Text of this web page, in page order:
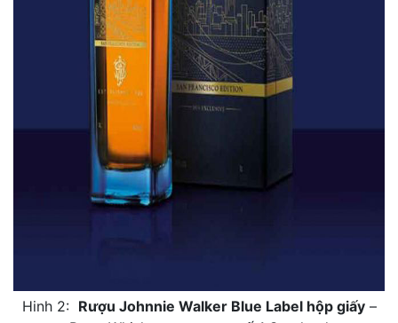
Hinh 2: Rượu Johnnie Walker Blue Label hộp giấy–